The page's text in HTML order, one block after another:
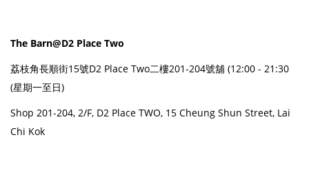
The Barn@D2 Place Two
荔枝角長順街15號D2 Place Two二樓201-204號舖 (12:00 - 21:30
(星期一至日)
Shop 201-204, 2/F, D2 Place TWO, 15 Cheung Shun Street, Lai
Chi Kok